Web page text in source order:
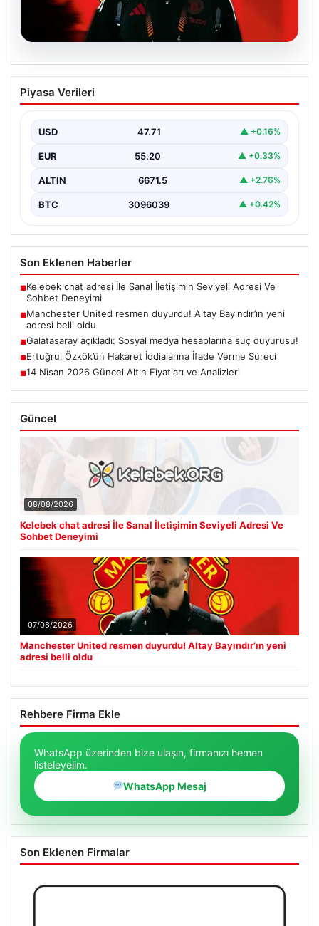
Manchester United resmen duyurdu!
Altay Bayındır’ın yeni adresi belli oldu
Piyasa Verileri
USD 47.71 ▲ +0.16%
EUR 55.20 ▲ +0.33%
ALTIN 6671.5 ▲ +2.76%
BTC 3096039 ▲ +0.42%
Son Eklenen Haberler
■Kelebek chat adresi İle Sanal İletişimin Seviyeli Adresi Ve
Sohbet Deneyimi
■Manchester United resmen duyurdu! Altay Bayındır’ın yeni
adresi belli oldu
■Galatasaray açıkladı: Sosyal medya hesaplarına suç duyurusu!
■Ertuğrul Özkök’ün Hakaret İddialarına İfade Verme Süreci
■14 Nisan 2026 Güncel Altın Fiyatları ve Analizleri
Güncel
08/08/2026
Kelebek chat adresi İle Sanal İletişimin Seviyeli Adresi Ve
Sohbet Deneyimi
07/08/2026
Manchester United resmen duyurdu! Altay Bayındır’ın yeni
adresi belli oldu
Rehbere Firma Ekle
WhatsApp üzerinden bize ulaşın, firmanızı hemen
listeleyelim.
WhatsApp Mesaj
Son Eklenen Firmalar